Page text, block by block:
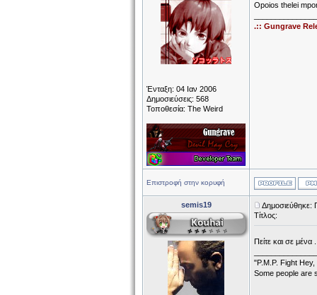
Ένταξη: 04 Ιαν 2006
Δημοσιεύσεις: 568
Τοποθεσία: The Weird
Opoios thelei
.:: Gungrave
Επιστροφή στην κορυφή
semis19
Τίτλος:
Πείτε και σε μένα
"P.M.P. Fight
Some people are